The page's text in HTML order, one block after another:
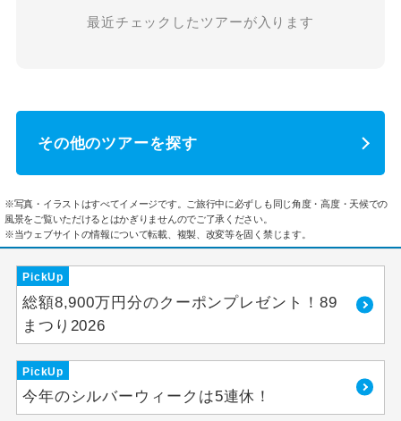
最近チェックしたツアーが入ります
その他のツアーを探す
※写真・イラストはすべてイメージです。ご旅行中に必ずしも同じ角度・高度・天候での
風景をご覧いただけるとはかぎりませんのでご了承ください。
※当ウェブサイトの情報について転載、複製、改変等を固く禁じます。
PickUp
総額8,900万円分のクーポンプレゼント！89
まつり2026
PickUp
今年のシルバーウィークは5連休！